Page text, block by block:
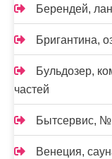
Берендей,
Бригантина,
Бульдозер,
частей
Бытсервис,
Венеция,